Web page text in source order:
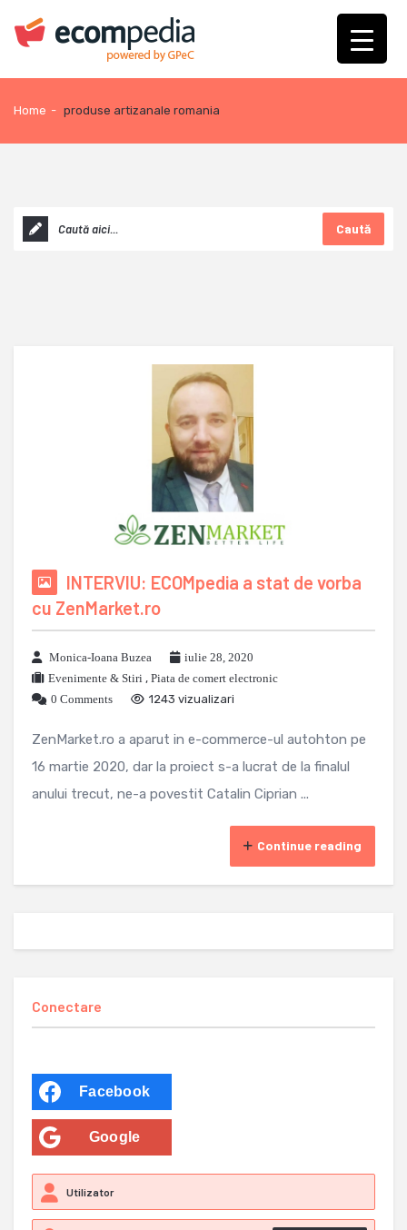
Home - produse artizanale romania
Caută
INTERVIU: ECOMpedia a stat de vorba
cu ZenMarket.ro
Monica-Ioana Buzea
iulie 28, 2020
Evenimente & Stiri , Piata de comert electronic
0 Comments
1243 vizualizari
ZenMarket.ro a aparut in e-commerce-ul autohton pe
16 martie 2020, dar la proiect s-a lucrat de la finalul
anului trecut, ne-a povestit Catalin Ciprian ...
Continue reading
Conectare
Facebook
Google